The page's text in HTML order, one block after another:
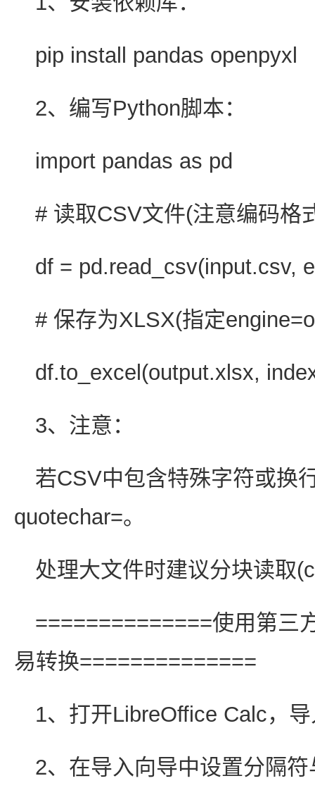
pip install pandas openpyxl
2、编写Python脚本：
import pandas as pd
# 读取CSV文件(注意编码格
df = pd.read_csv(input.csv,
# 保存为XLSX(指定
df.to_excel(output.xlsx,
3、注意：
若CSV中包含特殊字符或换
quotechar=。
处理大文件时建议分块读取
==============使用第三
易转换==============
1、打开LibreOffice Calc，
2、在导入向导中设置分隔